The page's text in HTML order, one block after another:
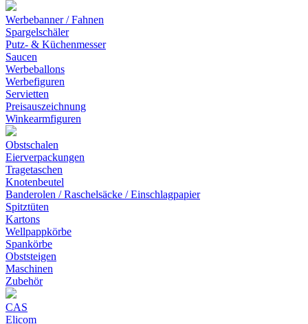
Werbebanner / Fahnen
Spargelschäler
Putz- & Küchenmesser
Saucen
Werbeballons
Werbefiguren
Servietten
Preisauszeichnung
Winkearmfiguren
Obstschalen
Eierverpackungen
Tragetaschen
Knotenbeutel
Banderolen / Raschelsäcke / Einschlagpapier
Spitztüten
Kartons
Wellpappkörbe
Spankörbe
Obststeigen
Maschinen
Zubehör
CAS
Elicom